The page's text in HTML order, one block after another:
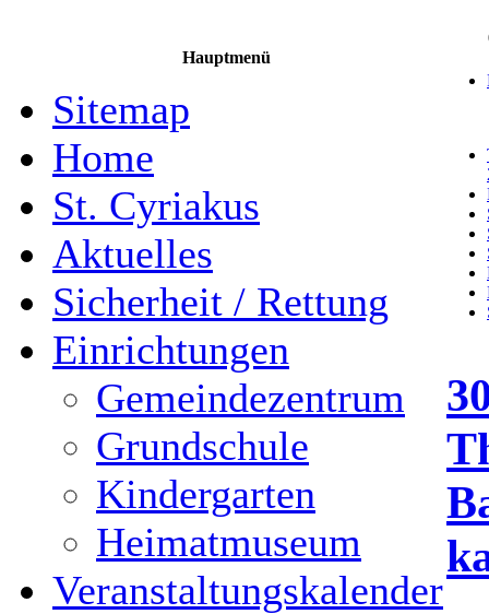
Hauptmenü
Sitemap
Home
St. Cyriakus
Aktuelles
Sicherheit / Rettung
Einrichtungen
Gemeindezentrum
Grundschule
Kindergarten
Heimatmuseum
Veranstaltungskalender